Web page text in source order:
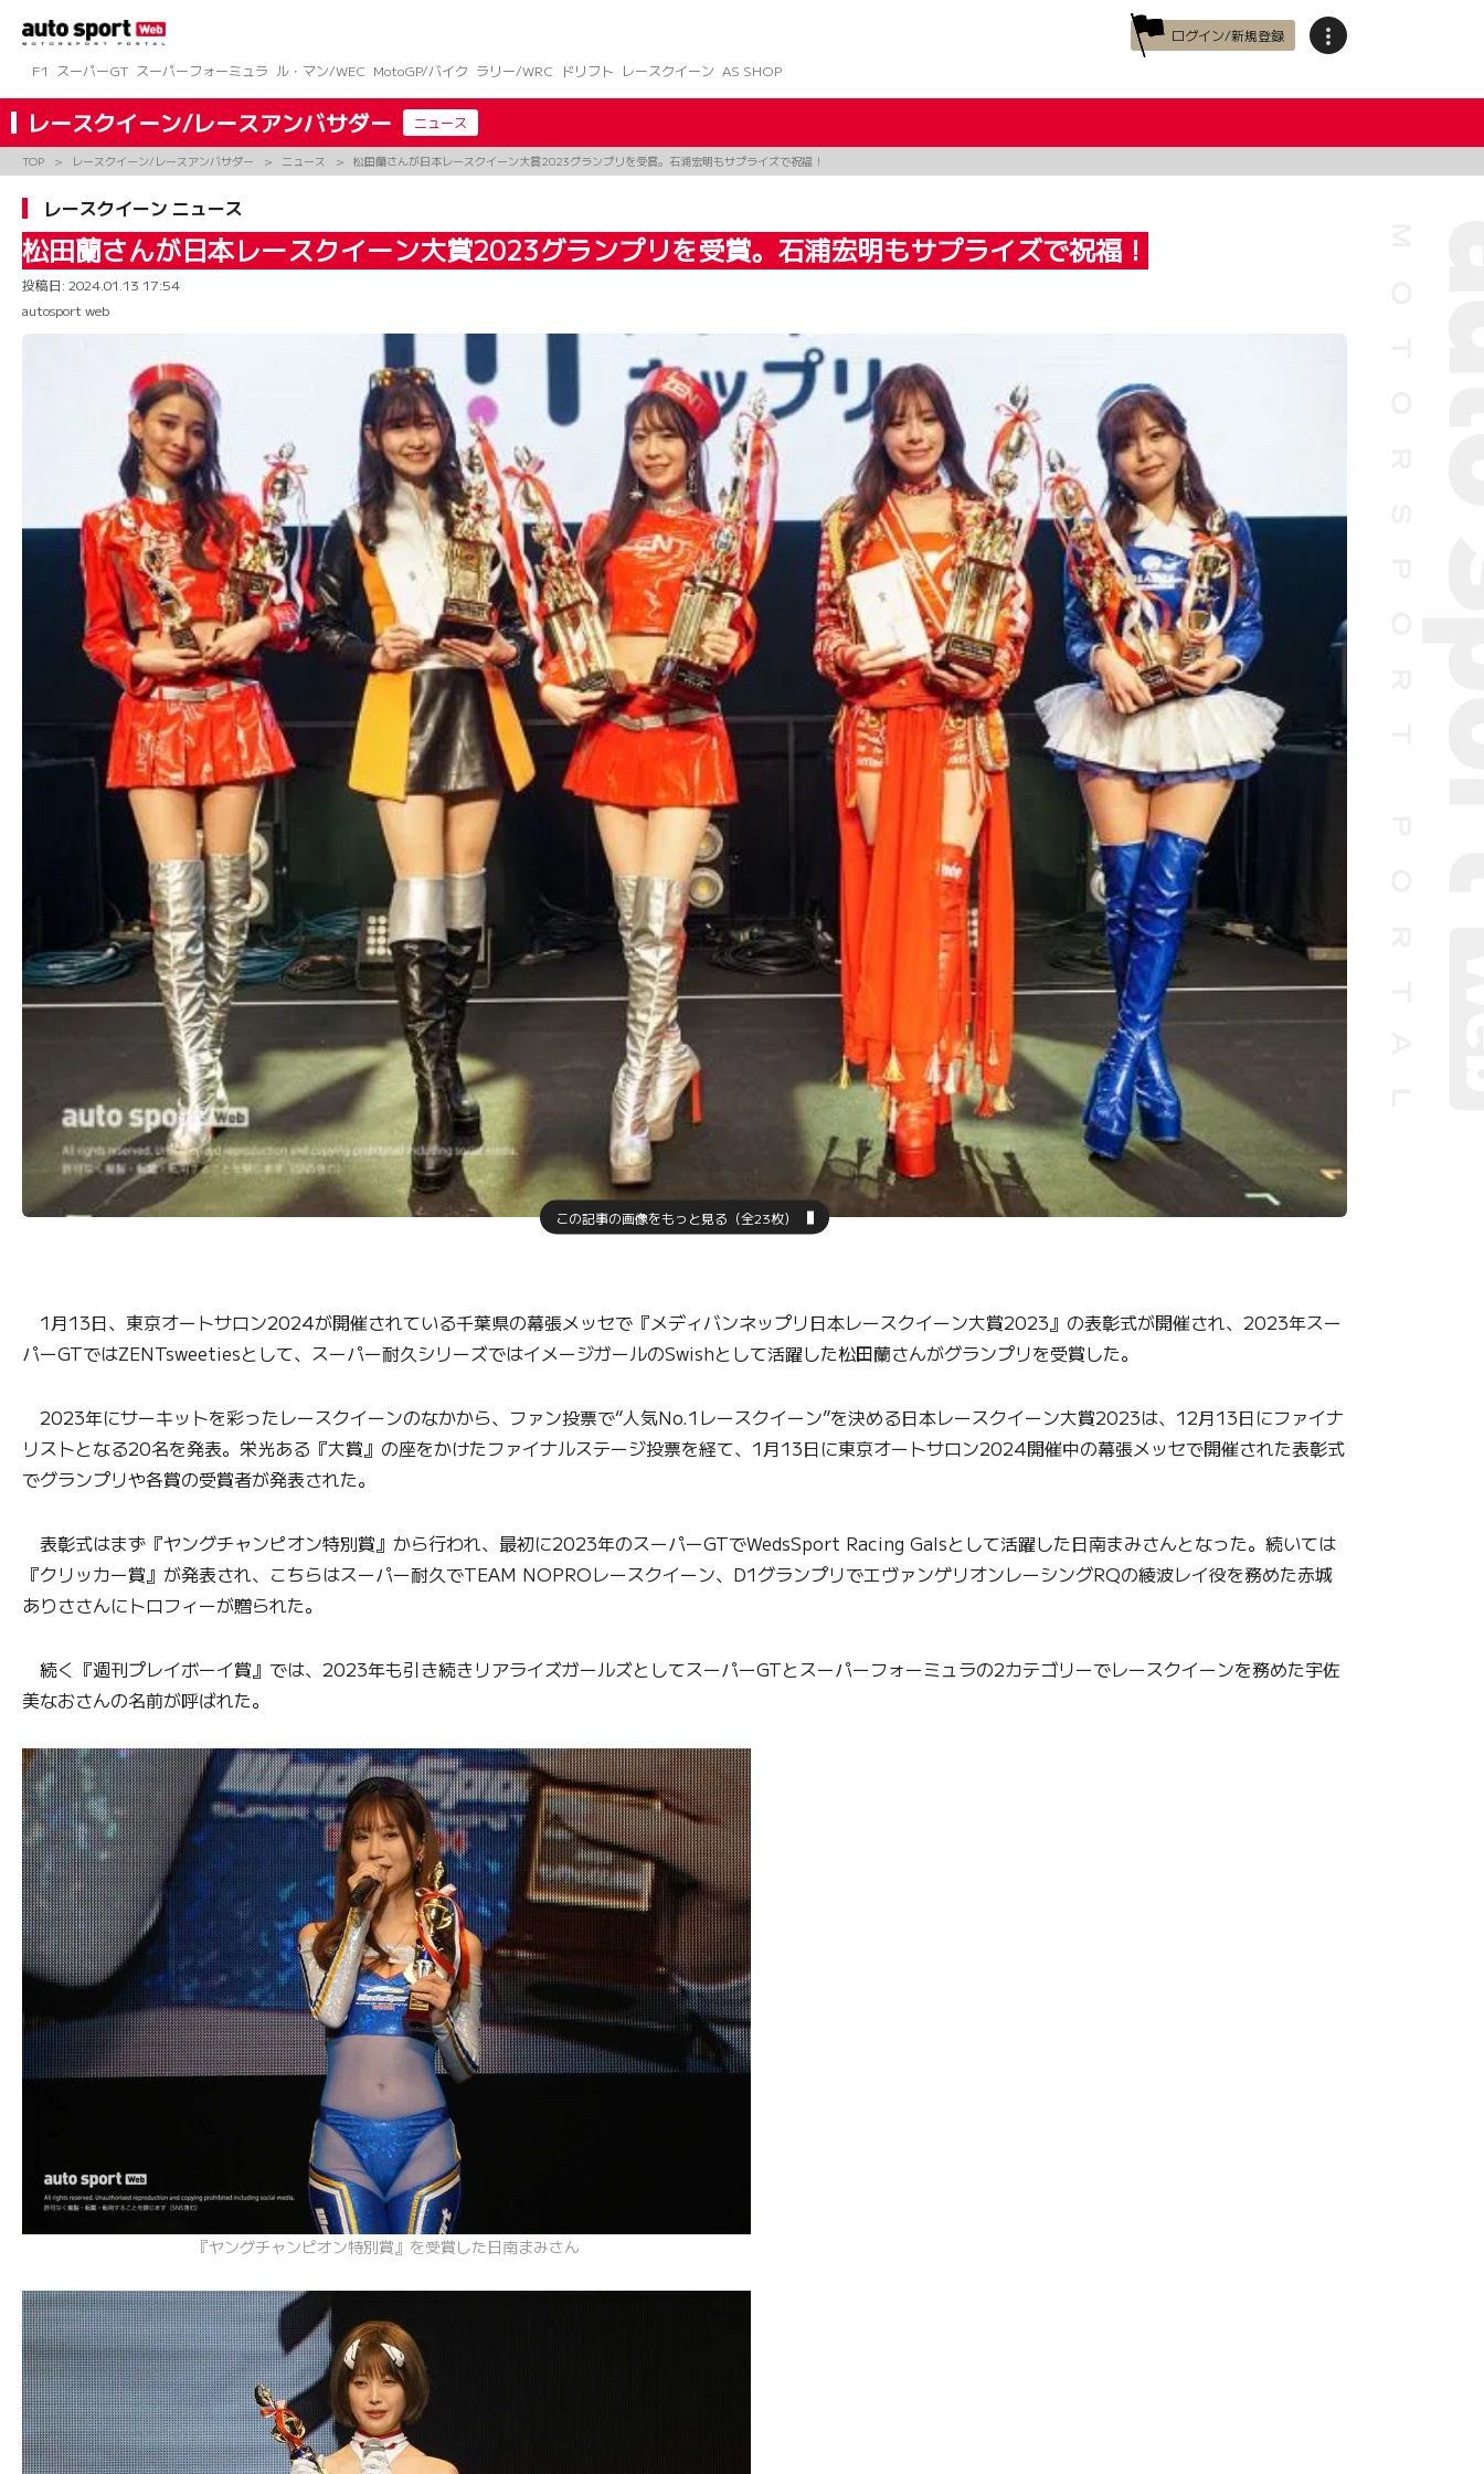
ツ
へ
ス
キ
ッ
ログイン/新規登録
F1
スーパーGT スーパーフォーミュラ ル・マン/WEC MotoGP/バイク ラリー/WRC ドリフト レースクイーン AS SHOP
レースクイーン/レースアンバサダー ニュース
TOP レースクイーン/レースアンバサダー ニュース 松田蘭さんが日本レースクイーン大賞2023グランプリを受賞。石浦宏明もサプライズで祝福！
レースクイーン ニュース
松田蘭さんが日本レースクイーン大賞2023グランプリを受賞。石浦宏明もサプライズで祝福！
投稿日: 2024.01.13 17:54
autosport web
この記事の画像をもっと見る（全23枚）
1月13日、東京オートサロン2024が開催されている千葉県の幕張メッセで『メディバンネップリ日本レースクイーン大賞2023』の表彰式が開催され、2023年スー
パーGTではZENTsweetiesとして、スーパー耐久シリーズではイメージガールのSwishとして活躍した松田蘭さんがグランプリを受賞した。
2023年にサーキットを彩ったレースクイーンのなかから、ファン投票で“人気No.1レースクイーン”を決める日本レースクイーン大賞2023は、12月13日にファイナ
リストとなる20名を発表。栄光ある『大賞』の座をかけたファイナルステージ投票を経て、1月13日に東京オートサロン2024開催中の幕張メッセで開催された表彰式
でグランプリや各賞の受賞者が発表された。
表彰式はまず『ヤングチャンピオン特別賞』から行われ、最初に2023年のスーパーGTでWedsSport Racing Galsとして活躍した日南まみさんとなった。続いては
『クリッカー賞』が発表され、こちらはスーパー耐久でTEAM NOPROレースクイーン、D1グランプリでエヴァンゲリオンレーシングRQの綾波レイ役を務めた赤城
ありささんにトロフィーが贈られた。
続く『週刊プレイボーイ賞』では、2023年も引き続きリアライズガールズとしてスーパーGTとスーパーフォーミュラの2カテゴリーでレースクイーンを務めた宇佐
美なおさんの名前が呼ばれた。
『ヤングチャンピオン特別賞』を受賞した日南まみさん